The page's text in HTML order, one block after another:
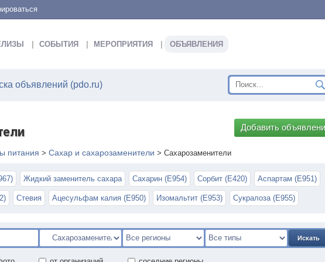
СОБЫТИЯ МЕРОПРИЯТИЯ ОБЪЯВЛЕНИЯ
объявлений (pdo.ru)
Добавить
питания > Сахар и сахарозаменители > Сахарозаменители
Жидкий заменитель сахара Сахарин (E954) Сорбит (E420) Аспартам (Е951)
Стевия Ацесульфам калия (E950) Изомальтит (Е953) Сукралоза (E955)
Искать